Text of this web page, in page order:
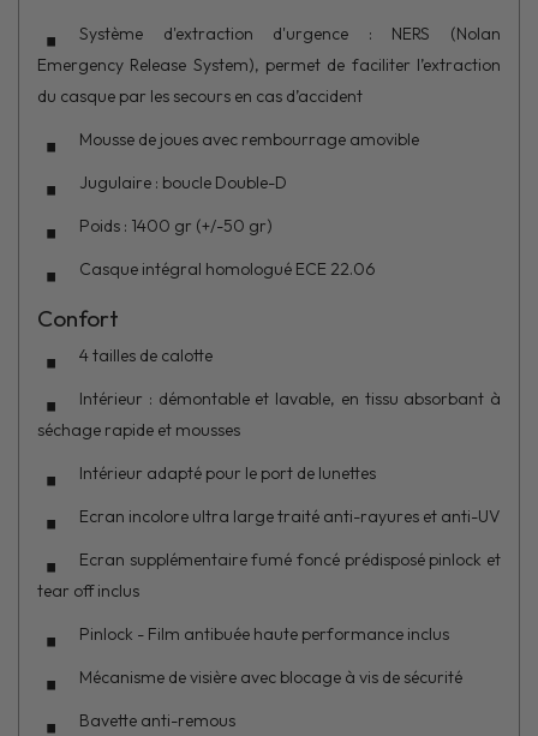
Système d'extraction d'urgence : NERS (Nolan
Emergency Release System), permet de faciliter l’extraction
du casque par les secours en cas d’accident
Mousse de joues avec rembourrage amovible
Jugulaire : boucle Double-D
Poids : 1400 gr (+/-50 gr)
Casque intégral homologué ECE 22.06
Confort
4 tailles de calotte
Intérieur : démontable et lavable, en tissu absorbant à
séchage rapide et mousses
Intérieur adapté pour le port de lunettes
Ecran incolore ultra large traité anti-rayures et anti-UV
Ecran supplémentaire fumé foncé prédisposé pinlock et
tear off inclus
Pinlock - Film antibuée haute performance inclus
Mécanisme de visière avec blocage à vis de sécurité
Bavette anti-remous